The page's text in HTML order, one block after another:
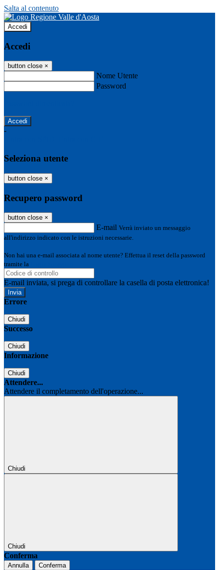
Salta al contenuto
Accedi
Accedi
button close ×
Nome Utente
Password
-
Seleziona utente
button close ×
Recupero password
button close ×
E-mail Verrà inviato un messaggio
all'indirizzo indicato con le istruzioni necessarie.
Non hai una e-mail associata al nome utente? Effettua il reset della password
tramite la
E-mail inviata, si prega di controllare la casella di posta elettronica!
Errore
Chiudi
Successo
Chiudi
Informazione
Chiudi
Attendere...
Attendere il completamento dell'operazione...
Chiudi
Chiudi
Conferma
Annulla Conferma